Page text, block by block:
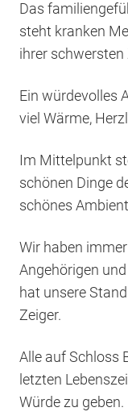
Das
steht kranken
ihrer schwersten
Ein würdevolles
viel Wärme,
Im Mittelpunkt
schönen Dinge
schönes
Wir haben
Angehörigen
hat unsere
Zeiger.
Alle auf Schloss
letzten
Würde zu geben.